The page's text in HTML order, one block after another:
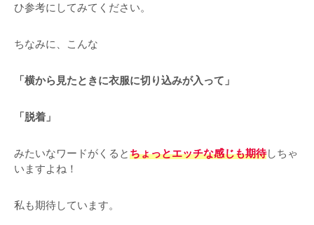
ひ参考にしてみてください。
ちなみに、こんな
「横から見たときに衣服に切り込みが入って」
「脱着」
みたいなワードがくるとちょっとエッチな感じも期待しちゃ
いますよね！
私も期待しています。